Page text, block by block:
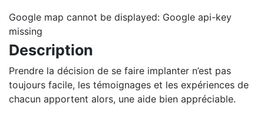
Google map cannot be displayed: Google api-key
missing
Description
Prendre la décision de se faire implanter n’est pas
toujours facile, les témoignages et les expériences de
chacun apportent alors, une aide bien appréciable.